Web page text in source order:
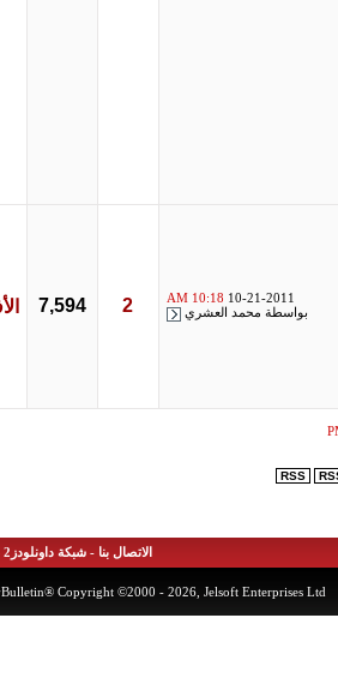
10-21-2011
10:18 AM
بواسطةمحمد العشري 7,594
RSS
الاتصال بنا - شبكة داونلودز2 -
vBulletin® Copyright ©2000 - 2026, Jelsoft Enterprises